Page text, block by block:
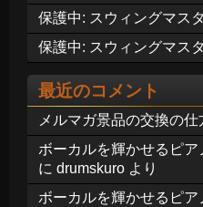
保護中: スウィングマス
保護中: スウィングマス
最近のコメント
メルマガ景品の交換の仕
ボーカルを輝かせるピア
に drumskuro より
ボーカルを輝かせるピア